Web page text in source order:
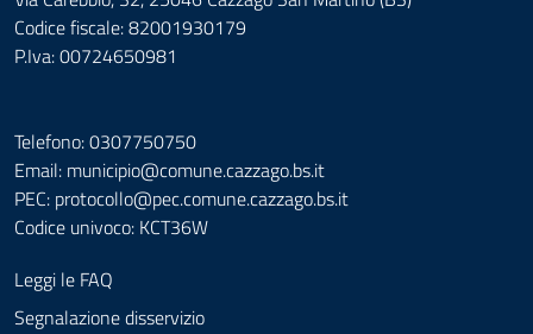
Codice fiscale: 82001930179
P.Iva: 00724650981
Telefono: 0307750750
Email: municipio@comune.cazzago.bs.it
PEC: protocollo@pec.comune.cazzago.bs.it
Codice univoco: KCT36W
Leggi le FAQ
Segnalazione disservizio